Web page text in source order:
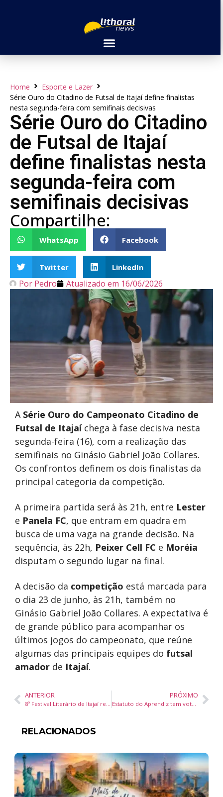
Home
Esporte e Lazer
Série Ouro do Citadino de Futsal de Itajaí define finalistas
nesta segunda-feira com semifinais decisivas
Série Ouro do Citadino
de Futsal de Itajaí
define finalistas nesta
segunda-feira com
semifinais decisivas
Compartilhe:
WhatsApp Facebook
Twitter LinkedIn
Por Pedro Atualizado em 16/06/2026
A Série Ouro do Campeonato Citadino de
Futsal de Itajaíchega à fase decisiva nesta
segunda-feira (16), com a realização das
semifinais no Ginásio Gabriel João Collares.
Os confrontos definem os dois finalistas da
principal categoria da competição.
A primeira partida será às 21h, entre Lester
e Panela FC, que entram em quadra em
busca de uma vaga na grande decisão. Na
sequência, às 22h, Peixer Cell FC e Moréia
disputam o segundo lugar na final.
A decisão da competição está marcada para
o dia 23 de junho, às 21h, também no
Ginásio Gabriel João Collares. A expectativa é
de grande público para acompanhar os
últimos jogos do campeonato, que reúne
algumas das principais equipes do futsal
amador de Itajaí.
ANTERIOR
8º Festival Literário de Itajaí reúne autores, feira de livros e atrações culturais gratuitas até sábado
PRÓXIMO
Estatuto do Aprendiz tem votação adiada no Senado Federal e amplia incertezas sobre vagas para jovens
RELACIONADOS